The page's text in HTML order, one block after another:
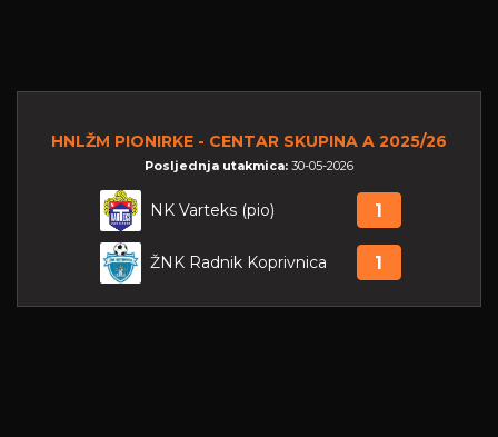
HNLŽM PIONIRKE - CENTAR SKUPINA A 2025/26
Posljednja utakmica: 30-05-2026
NK Varteks (pio) 1
ŽNK Radnik Koprivnica 1